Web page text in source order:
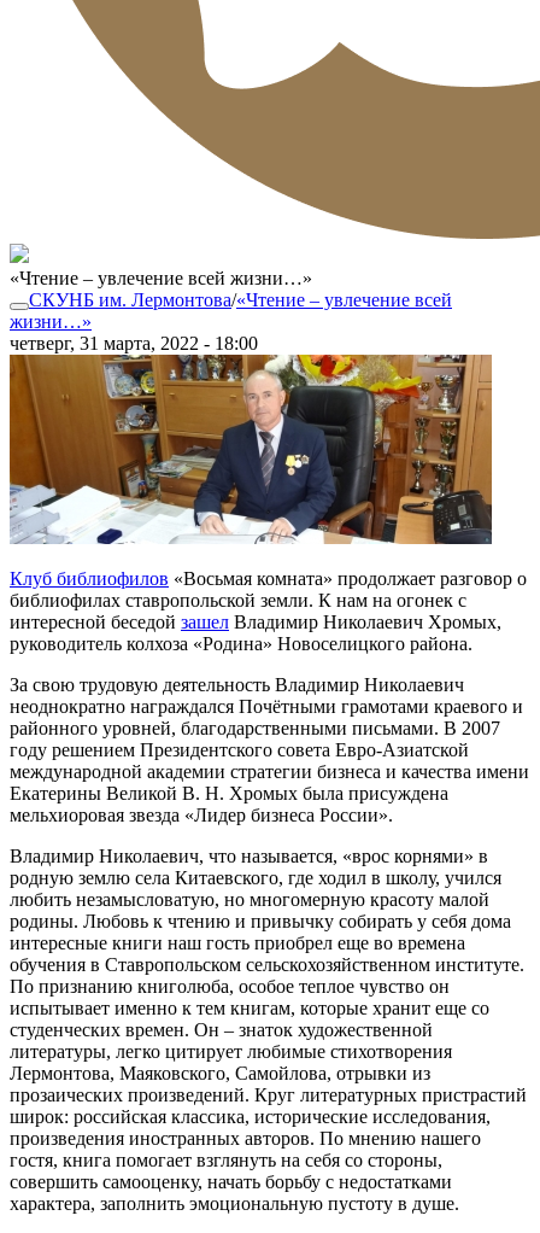
«Чтение – увлечение всей жизни…»
СКУНБ им. Лермонтова/«Чтение – увлечение всей
жизни…»
четверг, 31 марта, 2022 - 18:00
Клуб библиофилов «Восьмая комната» продолжает разговор о
библиофилах ставропольской земли. К нам на огонек с
интересной беседой зашел Владимир Николаевич Хромых,
руководитель колхоза «Родина» Новоселицкого района.
За свою трудовую деятельность Владимир Николаевич
неоднократно награждался Почётными грамотами краевого и
районного уровней, благодарственными письмами. В 2007
году решением Президентского совета Евро-Азиатской
международной академии стратегии бизнеса и качества имени
Екатерины Великой В. Н. Хромых была присуждена
мельхиоровая звезда «Лидер бизнеса России».
Владимир Николаевич, что называется, «врос корнями» в
родную землю села Китаевского, где ходил в школу, учился
любить незамысловатую, но многомерную красоту малой
родины. Любовь к чтению и привычку собирать у себя дома
интересные книги наш гость приобрел еще во времена
обучения в Ставропольском сельскохозяйственном институте.
По признанию книголюба, особое теплое чувство он
испытывает именно к тем книгам, которые хранит еще со
студенческих времен. Он – знаток художественной
литературы, легко цитирует любимые стихотворения
Лермонтова, Маяковского, Самойлова, отрывки из
прозаических произведений. Круг литературных пристрастий
широк: российская классика, исторические исследования,
произведения иностранных авторов. По мнению нашего
гостя, книга помогает взглянуть на себя со стороны,
совершить самооценку, начать борьбу с недостатками
характера, заполнить эмоциональную пустоту в душе.